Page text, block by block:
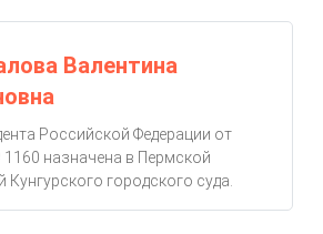
Валентина
Российской Федерации от
1160 назначена в Пермской
Кунгурского городского суда.